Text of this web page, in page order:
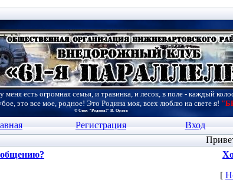
меня есть огромная семья, и травинка, и лесок, в поле - каждый
это все мое, родное! Это Родина моя, всех люблю на свете я!
© Стих "Родина!" В. Орлов
Регистрация Вход
[